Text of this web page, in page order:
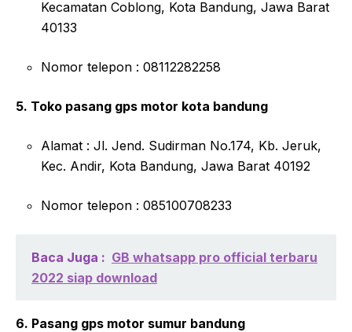
Kecamatan Coblong, Kota Bandung, Jawa Barat
40133
Nomor telepon : 08112282258
5. Toko pasang gps motor kota bandung
Alamat : Jl. Jend. Sudirman No.174, Kb. Jeruk,
Kec. Andir, Kota Bandung, Jawa Barat 40192
Nomor telepon : 085100708233
Baca Juga : GB whatsapp pro official terbaru
2022 siap download
6. Pasang gps motor sumur bandung